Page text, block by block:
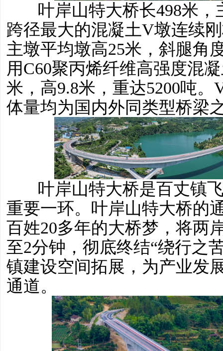
叶岸山特大桥长498米
跨径最大的混凝土V墩连续
主墩平均墩高25米，斜腿角
用C60聚丙烯纤维高强度混
米，高9.8米，重达5200吨
体量均为国内外同类型桥梁
叶岸山特大桥是百丈镇
重要一环。叶岸山特大桥的
百姓20多年的大桥梦，将两
至2分钟，彻底终结“绕行之
镇建设空间拓展，为产业发
通道。